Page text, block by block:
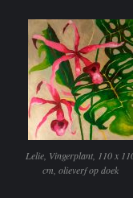
Lelie, Vingerplant, 110 x
cm, olieverf op doek